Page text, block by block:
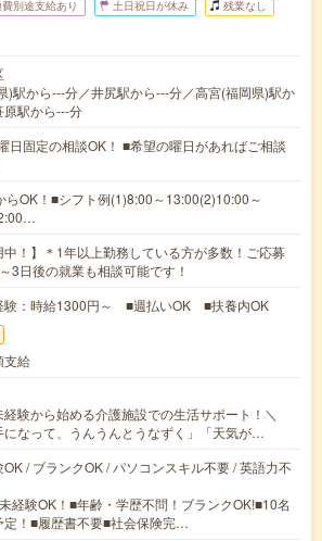
費別途支給あり 土日祝日が休み 残業なし
)駅から---分／井尻駅から---分／高宮(福岡県)駅か
原駅から---分
日固定の相談OK！ ■希望の曜日があればご相談
らOK！■シフト例(1)8:00～13:00(2)10:00～
中！】＊1年以上勤務している方が多数！ご応募
3日後の就業も相談可能です！
験：時給1300円～ ■週払いOK ■扶養内OK
支給
経験から始める介護施設での生活サポート！＼
になって、うんうんとうなずく」「天気が…
/ ブランクOK / パソコンスキル不要 / 英語力不
経験OK！■年齢・学歴不問！ブランクOK!■10名
定！■履歴書不要■社会保険完…